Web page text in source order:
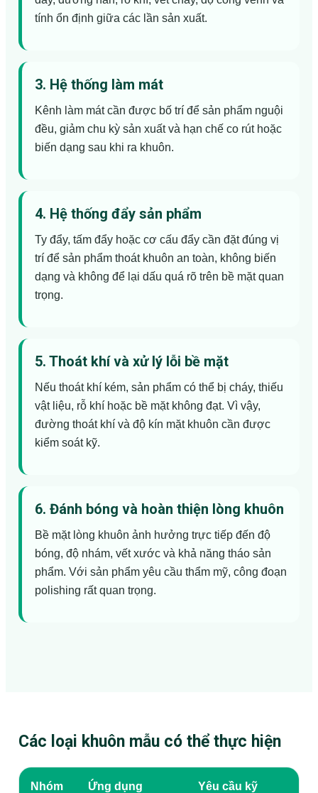
tính ổn định giữa các lần sản xuất.
3. Hệ thống làm mát
Kênh làm mát cần được bố trí để sản phẩm nguội
đều, giảm chu kỳ sản xuất và hạn chế co rút hoặc
biến dạng sau khi ra khuôn.
4. Hệ thống đẩy sản phẩm
Ty đẩy, tấm đẩy hoặc cơ cấu đẩy cần đặt đúng vị
trí để sản phẩm thoát khuôn an toàn, không biến
dạng và không để lại dấu quá rõ trên bề mặt quan
trọng.
5. Thoát khí và xử lý lỗi bề mặt
Nếu thoát khí kém, sản phẩm có thể bị cháy, thiếu
vật liệu, rỗ khí hoặc bề mặt không đạt. Vì vậy,
đường thoát khí và độ kín mặt khuôn cần được
kiểm soát kỹ.
6. Đánh bóng và hoàn thiện lòng khuôn
Bề mặt lòng khuôn ảnh hưởng trực tiếp đến độ
bóng, độ nhám, vết xước và khả năng tháo sản
phẩm. Với sản phẩm yêu cầu thẩm mỹ, công đoạn
polishing rất quan trọng.
Các loại khuôn mẫu có thể thực hiện
Nhóm
Ứng dụng
Yêu cầu kỹ